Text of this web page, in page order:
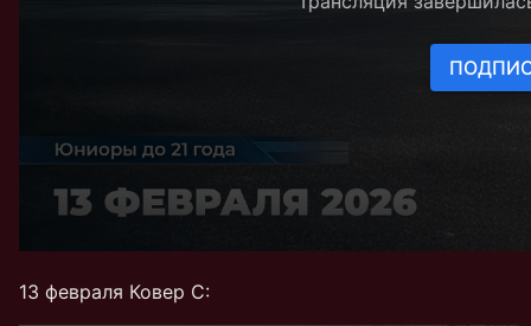
13 февраля Ковер C: